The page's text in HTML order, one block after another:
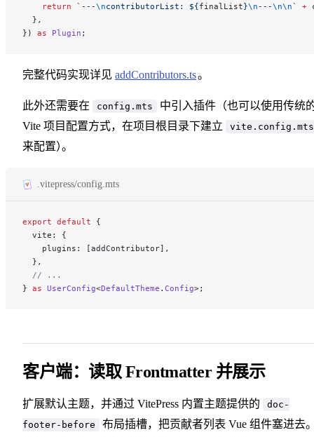
    return
`---\ncontributorList: ${finalList}\n---\n\n` +
  },
}) as Plugin ;
完整代码实现详见 addContributors.ts。
此外还需要在 config.mts
中引入插件（也可以使用传统
Vite 项目配置方式，在项目根目录下建立
vite.config.mts
来配置）
。
.vitepress/config.mts
export default {
  vite: {
    plugins: [addContributor],
  },
  // ...
} as UserConfig<DefaultTheme . Config>;
客户端：读取 Frontmatter 并展示
扩展默认主题，并通过 VitePress 内置主题提供的
doc-
footer-before
布局插槽，把贡献者列表 Vue 组件塞进去